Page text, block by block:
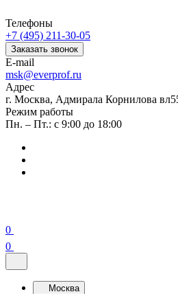
Телефоны
+7 (495) 211-30-05
Заказать звонок
E-mail
msk@everprof.ru
Адрес
г. Москва, Адмирала Корнилова
Режим работы
Пн. – Пт.: с 9:00 до 18:00
0
0
Москва